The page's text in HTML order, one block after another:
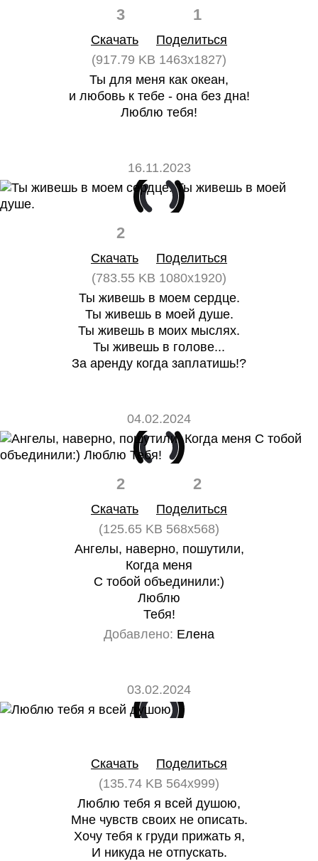
3 1
Скачать
Поделиться
(917.79 KB 1463x1827)
Ты для меня как океан,
и любовь к тебе - она без дна!
Люблю тебя!
16.11.2023
2
Скачать
Поделиться
(783.55 KB 1080x1920)
Ты живешь в моем сердце.
Ты живешь в моей душе.
Ты живешь в моих мыслях.
Ты живешь в голове...
За аренду когда заплатишь!?
04.02.2024
2 2
Скачать
Поделиться
(125.65 KB 568x568)
Ангелы, наверно, пошутили,
Когда меня
С тобой объединили:)
Люблю
Тебя!
Добавлено: Елена
03.02.2024
Скачать
Поделиться
(135.74 KB 564x999)
Люблю тебя я всей душою,
Мне чувств своих не описать.
Хочу тебя к груди прижать я,
И никуда не отпускать.